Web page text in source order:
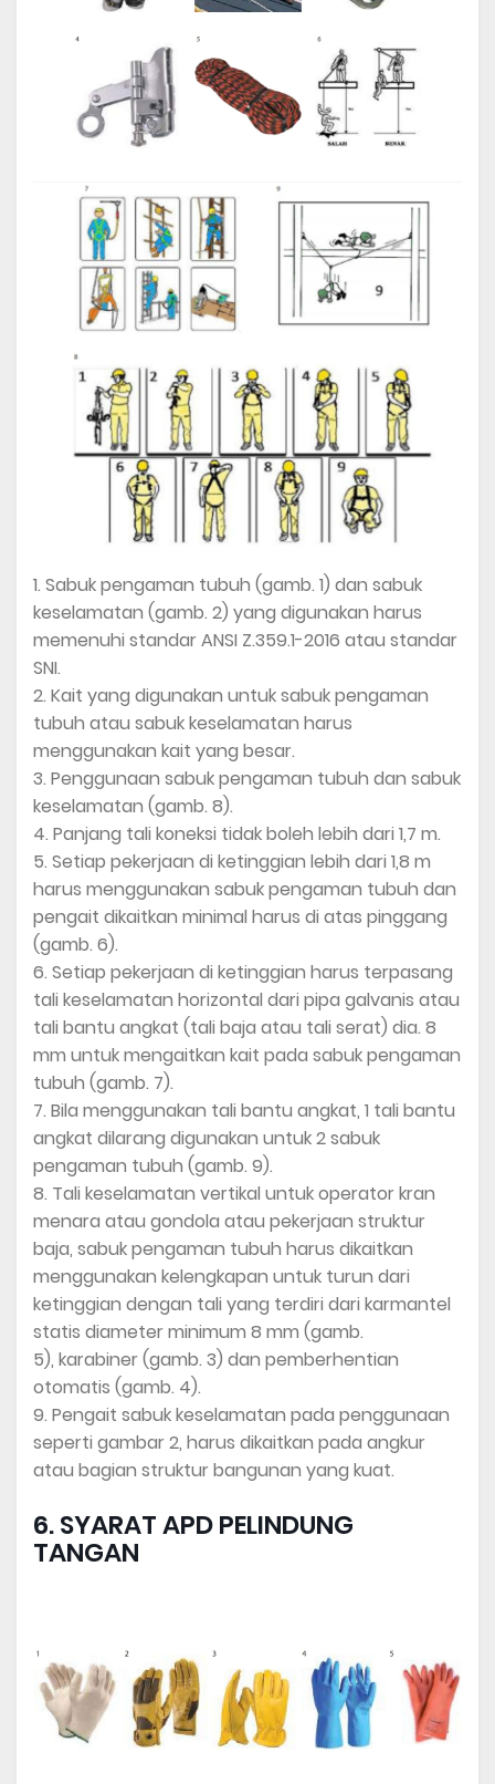
1. Sabuk pengaman tubuh (gamb. 1) dan sabuk
keselamatan (gamb. 2) yang digunakan harus
memenuhi standar ANSI Z.359.1-2016 atau standar
SNI.
2. Kait yang digunakan untuk sabuk pengaman
tubuh atau sabuk keselamatan harus
menggunakan kait yang besar.
3. Penggunaan sabuk pengaman tubuh dan sabuk
keselamatan (gamb. 8).
4. Panjang tali koneksi tidak boleh lebih dari 1,7 m.
5. Setiap pekerjaan di ketinggian lebih dari 1,8 m
harus menggunakan sabuk pengaman tubuh dan
pengait dikaitkan minimal harus di atas pinggang
(gamb. 6).
6. Setiap pekerjaan di ketinggian harus terpasang
tali keselamatan horizontal dari pipa galvanis atau
tali bantu angkat (tali baja atau tali serat) dia. 8
mm untuk mengaitkan kait pada sabuk pengaman
tubuh (gamb. 7).
7. Bila menggunakan tali bantu angkat, 1 tali bantu
angkat dilarang digunakan untuk 2 sabuk
pengaman tubuh (gamb. 9).
8. Tali keselamatan vertikal untuk operator kran
menara atau gondola atau pekerjaan struktur
baja, sabuk pengaman tubuh harus dikaitkan
menggunakan kelengkapan untuk turun dari
ketinggian dengan tali yang terdiri dari karmantel
statis diameter minimum 8 mm (gamb.
5), karabiner (gamb. 3) dan pemberhentian
otomatis (gamb. 4).
9. Pengait sabuk keselamatan pada penggunaan
seperti gambar 2, harus dikaitkan pada angkur
atau bagian struktur bangunan yang kuat.
6. SYARAT APD PELINDUNG
TANGAN